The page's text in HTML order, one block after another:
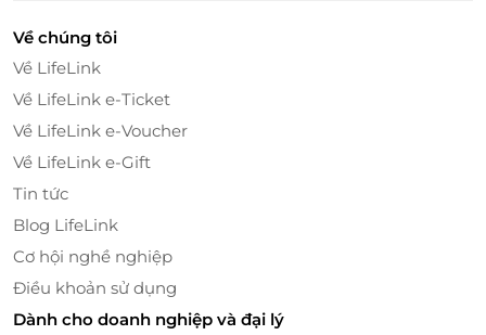
Về chúng tôi
Về LifeLink
Về LifeLink e-Ticket
Về LifeLink e-Voucher
Về LifeLink e-Gift
Tin tức
Blog LifeLink
Cơ hội nghề nghiệp
Điều khoản sử dụng
Dành cho doanh nghiệp và đại lý